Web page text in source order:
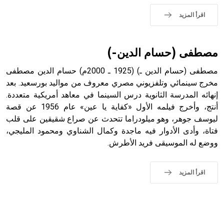
حيث تقتصر القيمة الصوتية للعلامة الك
اقرأ المزيد
مصطفى (حسام الدين-)
مصطفى (حسام الدين ـ) (1925 ـ 2000م) حسام الدين مصطفى
مخرج سينمائي وتلفزيوني مصري معروف من مواليد بورسعيد. بعد
إنهائه المدرسة الثانوية درس السينما في معاهد أمريكية متعددة.
أنتج، وأخرج فيلمه الأول «كفاية يا عين» عام 1956 عن قصة
ليوسف جوهر، وهو ميلودراما تتحدث عن صراع شقيقين على قلب
فتاة، وأدى الأدوار فيه ماجدة وكمال الشناوي ومحمود المليجي،
ووضع له الموسيقى فريد الأطرش.
اقرأ المزيد